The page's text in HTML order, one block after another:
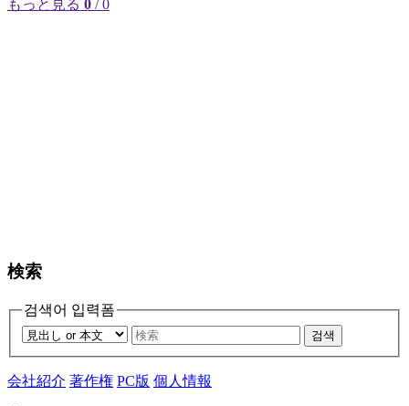
もっと見る 0 / 0
検索
검색어 입력폼
검색
会社紹介 著作権 PC版 個人情報